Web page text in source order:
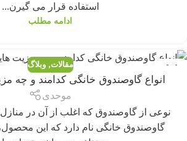
استفاده قرار می گیرن...
ادامه مطلب
14 مقالات,وبلاگ
انواع گاوصندوق خانگی کدامند و چه
موحدی
نوعی از گاوصندوق که اغلب از آن در منازل
گاوصندوق خانگی نام دارد که این محصول،